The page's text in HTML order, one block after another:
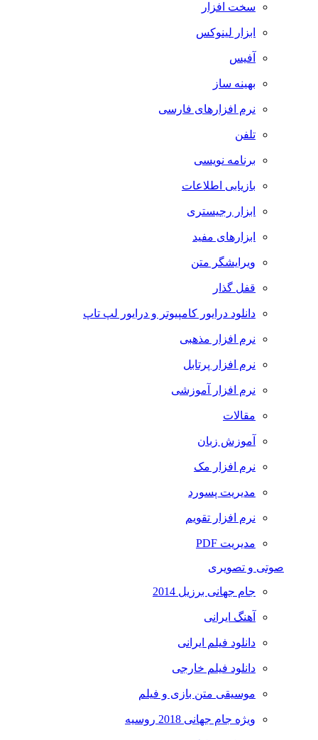
سخت افزار
ابزار لینوکس
آفیس
بهینه ساز
نرم افزارهای فارسی
تلفن
برنامه نویسی
بازیابی اطلاعات
ابزار رجیستری
ابزارهای مفید
ویرایشگر متن
قفل گذار
دانلود درایور کامپیوتر و درایور لپ تاپ
نرم افزار مذهبی
نرم افزار پرتابل
نرم افزار آموزشی
مقالات
آموزش زبان
نرم افزار مک
مدیریت پسورد
نرم افزار تقویم
مدیریت PDF
صوتی و تصویری
جام جهانی برزیل 2014
آهنگ ایرانی
دانلود فیلم ایرانی
دانلود فیلم خارجی
موسیقی متن بازی و فیلم
ویژه جام جهانی 2018 روسیه